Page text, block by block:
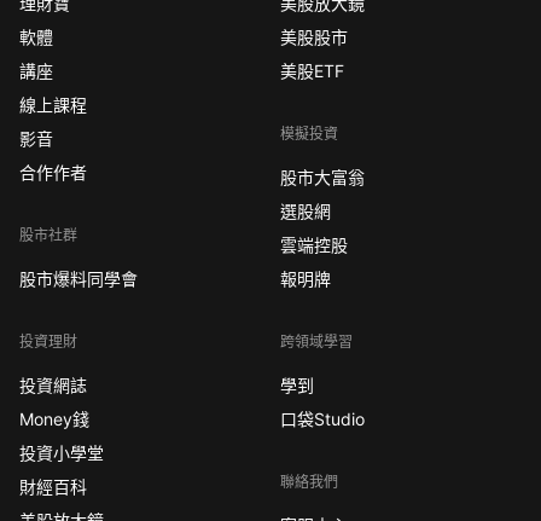
軟體
講座
線上課程
影音
合作作者
股市社群
股市爆料同學會
投資理財
投資網誌
Money錢
投資小學堂
財經百科
美股股市
美股ETF
模擬投資
股市大富翁
選股網
雲端控股
報明牌
跨領域學習
學到
口袋Studio
聯絡我們